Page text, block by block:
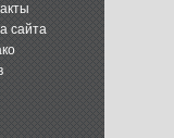
сайта